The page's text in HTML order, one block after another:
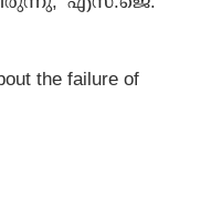
the failure of